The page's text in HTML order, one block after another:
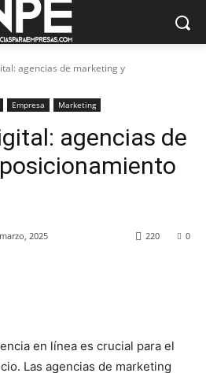
agencias de marketing y
Empresa Marketing
agencias de
2025 0
220
en línea es crucial para el
Las agencias de marketing